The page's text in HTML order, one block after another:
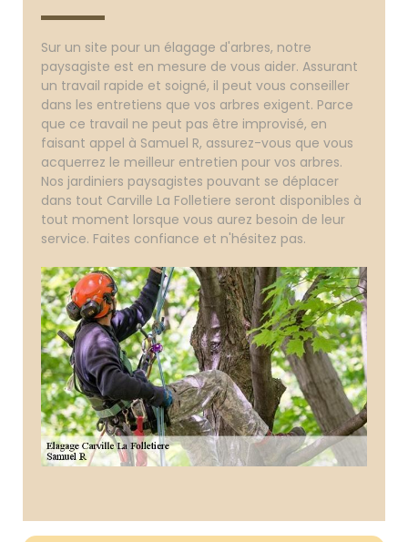
Sur un site pour un élagage d'arbres, notre
paysagiste est en mesure de vous aider. Assurant
un travail rapide et soigné, il peut vous conseiller
dans les entretiens que vos arbres exigent. Parce
que ce travail ne peut pas être improvisé, en
faisant appel à Samuel R, assurez-vous que vous
acquerrez le meilleur entretien pour vos arbres.
Nos jardiniers paysagistes pouvant se déplacer
dans tout Carville La Folletiere seront disponibles à
tout moment lorsque vous aurez besoin de leur
service. Faites confiance et n'hésitez pas.